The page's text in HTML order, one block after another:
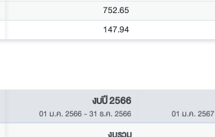
752.65
147.94
งบปี 2566
01 ม.ค. 2566-31 ธ.ค. 2566 01 ม.ค. 2567